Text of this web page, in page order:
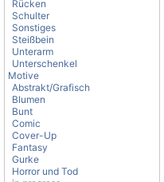
Rücken
Schulter
Sonstiges
Steißbein
Unterarm
Unterschenkel
Motive
Abstrakt/Grafisch
Blumen
Bunt
Comic
Cover-Up
Fantasy
Gurke
Horror und Tod